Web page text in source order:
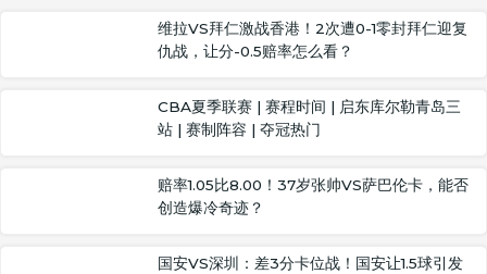
维拉VS拜仁激战香港！2次遭0-1零封拜仁迎复
仇战，让分-0.5赔率怎么看？
CBA夏季联赛 | 赛程时间 | 启东库尔勒青岛三
站 | 赛制阵容 | 夺冠热门
赔率1.05比8.00！37岁张帅VS萨巴伦卡，能否
创造爆冷奇迹？
国安VS深圳：差3分卡位战！国安让1.5球引发